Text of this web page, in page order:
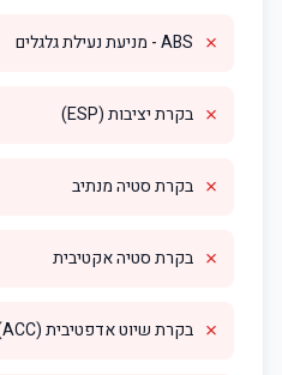
✗ ABS - מניעת נעילת גלגלים
✗ בקרת יציבות (ESP)
✗ בקרת סטיה מנתיב
✗ בקרת סטיה אקטיבית
✗ בקרת שיוט אדפטיבית (ACC)